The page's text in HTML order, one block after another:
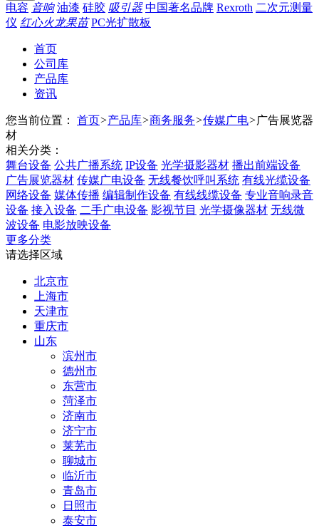
电容 音响 油漆 硅胶 吸引器 中国著名品牌 Rexroth 二次元测量
仪 红心火龙果苗 PC光扩散板
首页
公司库
产品库
资讯
您当前位置： 首页>产品库>商务服务>传媒广电>广告展览器
材
相关分类：
舞台设备 公共广播系统 IP设备 光学摄影器材 播出前端设备
广告展览器材 传媒广电设备 无线餐饮呼叫系统 有线光缆设备
网络设备 媒体传播 编辑制作设备 有线线缆设备 专业音响录音
设备 接入设备 二手广电设备 影视节目 光学摄像器材 无线微
波设备 电影放映设备
更多分类
请选择区域
北京市
上海市
天津市
重庆市
山东
滨州市
德州市
东营市
菏泽市
济南市
济宁市
莱芜市
聊城市
临沂市
青岛市
日照市
泰安市